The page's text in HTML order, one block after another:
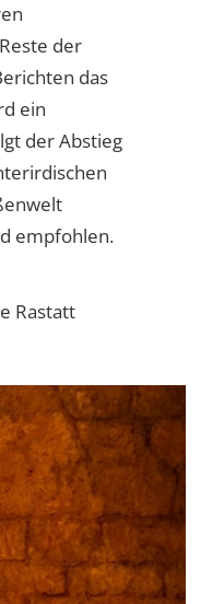
der
das
ein
der Abstieg
empfohlen.
Rastatt